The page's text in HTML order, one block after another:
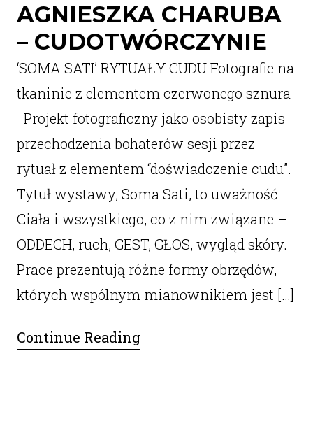
AGNIESZKA CHARUBA
– CUDOTWÓRCZYNIE
‘SOMA SATI’ RYTUAŁY CUDU Fotografie na
tkaninie z elementem czerwonego sznura
Projekt fotograficzny jako osobisty zapis
przechodzenia bohaterów sesji przez
rytuał z elementem “doświadczenie cudu”.
Tytuł wystawy, Soma Sati, to uważność
Ciała i wszystkiego, co z nim związane –
ODDECH, ruch, GEST, GŁOS, wygląd skóry.
Prace prezentują różne formy obrzędów,
których wspólnym mianownikiem jest […]
Continue Reading